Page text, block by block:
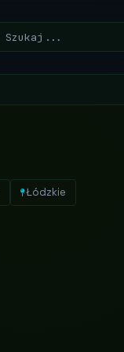
Łódzkie